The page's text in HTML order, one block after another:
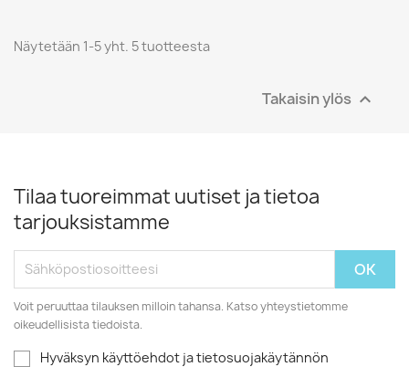
Näytetään 1-5 yht. 5 tuotteesta
Takaisin ylös 
Tilaa tuoreimmat uutiset ja tietoa
tarjouksistamme
Voit peruuttaa tilauksen milloin tahansa. Katso yhteystietomme
oikeudellisista tiedoista.
Hyväksyn käyttöehdot ja tietosuojakäytännön